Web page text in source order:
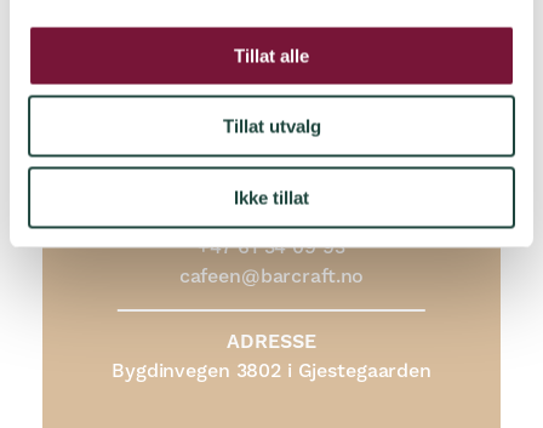
Tillat alle
Tillat utvalg
Ikke tillat
Informasjon
+47 61 34 09 93
cafeen@barcraft.no
ADRESSE
Bygdinvegen 3802 i Gjestegaarden